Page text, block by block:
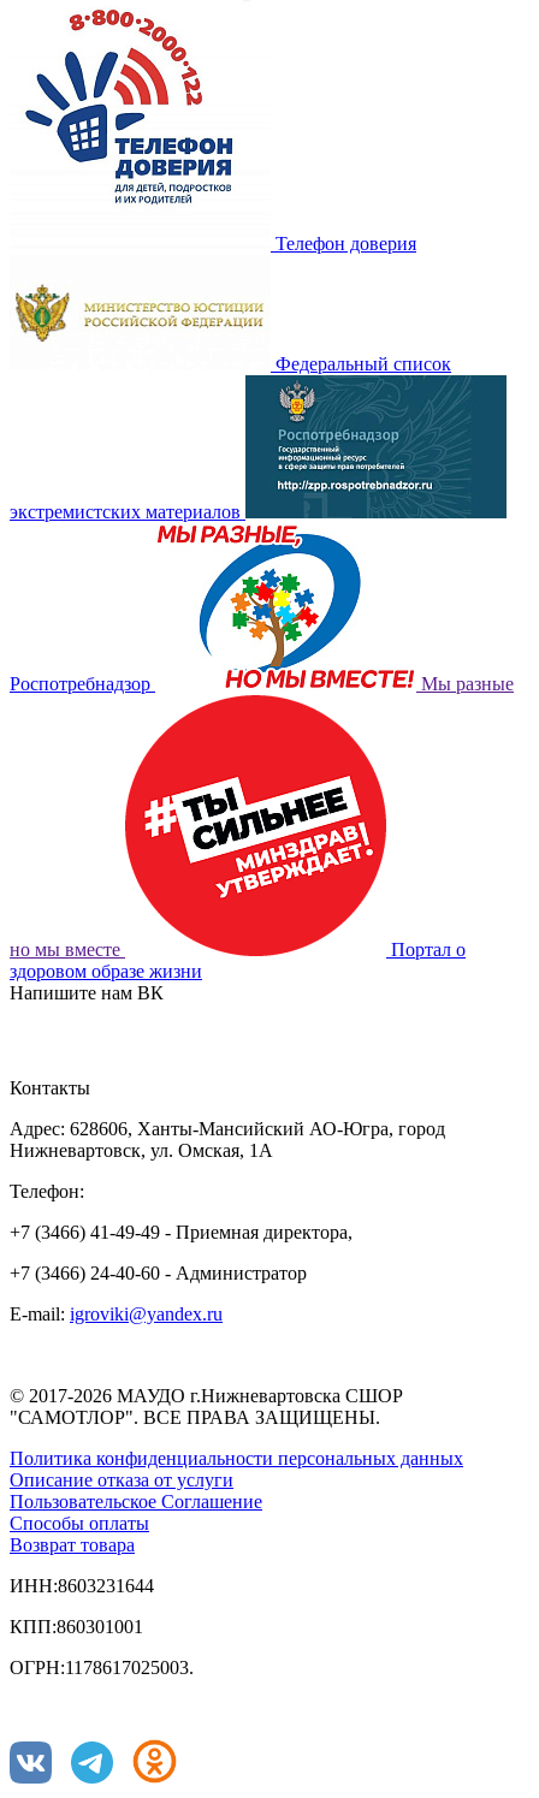
Телефон доверия
Федеральный список
экстремистских материалов
Роспотребнадзор Мы разные
но мы вместе
Портал о
здоровом образе жизни
Напишите нам ВК
Контакты
Адрес: 628606, Ханты-Мансийский АО-Югра, город
Нижневартовск, ул. Омская, 1А
Телефон:
+7 (3466) 41-49-49 - Приемная директора,
+7 (3466) 24-40-60 - Администратор
E-mail: igroviki@yandex.ru
© 2017-2026 МАУДО г.Нижневартовска СШОР
"САМОТЛОР". ВСЕ ПРАВА ЗАЩИЩЕНЫ.
Политика конфиденциальности персональных данных
Описание отказа от услуги
Пользовательское Соглашение
Способы оплаты
Возврат товара
ИНН:8603231644
КПП:860301001
ОГРН:1178617025003.